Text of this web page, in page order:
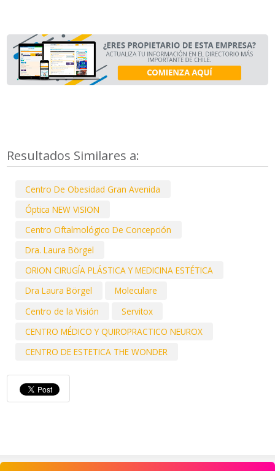
Resultados Similares a:
Centro De Obesidad Gran Avenida
Óptica NEW VISION
Centro Oftalmológico De Concepción
Dra. Laura Börgel
ORION CIRUGÍA PLÁSTICA Y MEDICINA ESTÉTICA
Dra Laura Börgel
Moleculare
Centro de la Visión
Servitox
CENTRO MÉDICO Y QUIROPRACTICO NEUROX
CENTRO DE ESTETICA THE WONDER